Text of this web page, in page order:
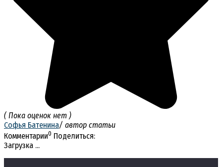
( Пока оценок нет )
Софья Батенина/ автор статьи
Комментарии0 Поделиться:
Загрузка ...